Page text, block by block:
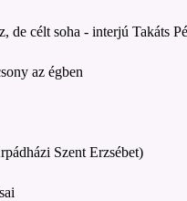
de célt soha - interjú Takáts
az égben
Szent Erzsébet)